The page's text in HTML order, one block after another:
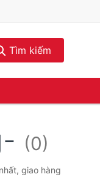
Tìm kiếm
(0)
giao hàng